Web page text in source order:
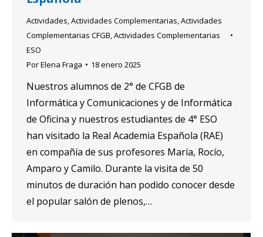
Actividades,Actividades Complementarias,Actividades
Complementarias CFGB,Actividades Complementarias
ESO
PorElena Fraga 18 enero 2025
Nuestros alumnos de 2° de CFGB de
Informática y Comunicaciones y de Informática
de Oficina y nuestros estudiantes de 4° ESO
han visitado la Real Academia Española (RAE)
en compañía de sus profesores María, Rocío,
Amparo y Camilo. Durante la visita de 50
minutos de duración han podido conocer desde
el popular salón de plenos,…